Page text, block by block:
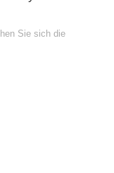
Sie sich die